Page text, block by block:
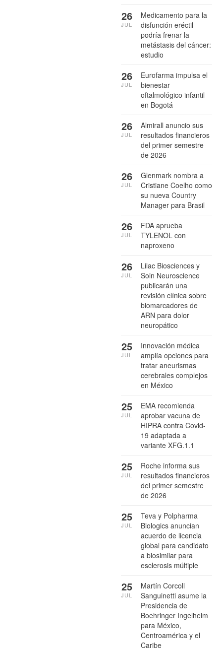
Medicamento para la
disfunción eréctil
podría frenar la
metástasis del cáncer:
estudio
26
JUL
Eurofarma impulsa el
bienestar
oftalmológico infantil
en Bogotá
26
JUL
Almirall anuncio sus
resultados financieros
del primer semestre
de 2026
26
JUL
Glenmark nombra a
Cristiane Coelho como
su nueva Country
Manager para Brasil
26
JUL
FDA aprueba
TYLENOL con
naproxeno
26
JUL
Lilac Biosciences y
Soin Neuroscience
publicarán una
revisión clínica sobre
biomarcadores de
ARN para dolor
neuropático
26
JUL
Innovación médica
amplía opciones para
tratar aneurismas
cerebrales complejos
en México
25
JUL
EMA recomienda
aprobar vacuna de
HIPRA contra Covid-
19 adaptada a
variante XFG.1.1
25
JUL
Roche informa sus
resultados financieros
del primer semestre
de 2026
25
JUL
Teva y Polpharma
Biologics anuncian
acuerdo de licencia
global para candidato
a biosimilar para
esclerosis múltiple
25
JUL
Martín Corcoll
Sanguinetti asume la
Presidencia de
Boehringer Ingelheim
para México,
Centroamérica y el
Caribe
25
JUL